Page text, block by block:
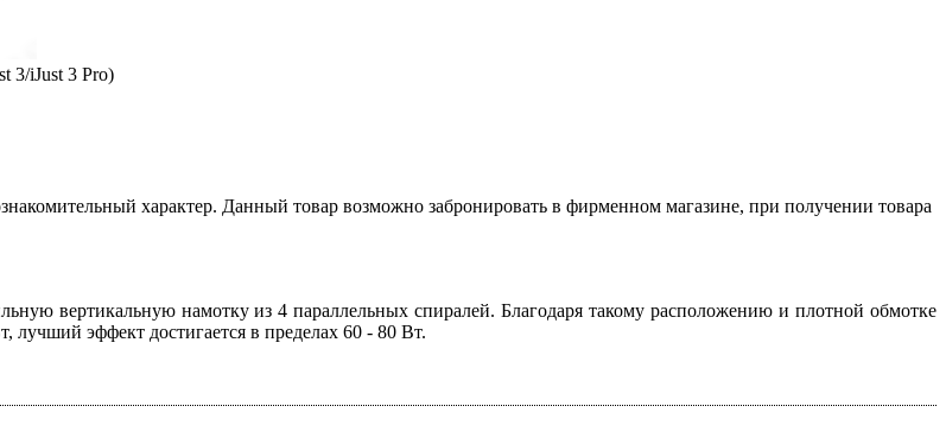
3/iJust 3 Pro)
характер. Данный товар возможно забронировать в фирменном магазине, при получении товара
вертикальную намотку из 4 параллельных спиралей. Благодаря такому расположению и плотной обмотке
лучший эффект достигается в пределах 60 - 80 Вт.